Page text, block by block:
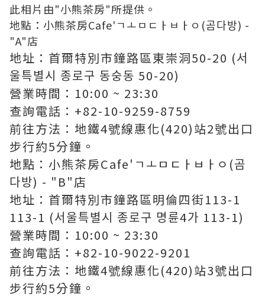
此相片由"小熊茶房"所提供。
地點：小熊茶房Cafe'ㄱㅗㅁㄷㅏㅂㅏㅇ(곰다방) -
"A"店
地址：首爾特別市鐘路區東崇洞50-20 (서
울특별시 종로구 동숭동 50-20)
營業時間：10:00 ~ 23:30
查詢電話：+82-10-9259-8759
前往方法：地鐵4號線惠化(420)站2號出口
步行約5分鐘。
地點：小熊茶房Cafe'ㄱㅗㅁㄷㅏㅂㅏㅇ(곰
다방) - "B"店
地址：首爾特別市鐘路區明倫四街113-1
113-1 (서울특별시 종로구 명륜4가 113-1)
營業時間：10:00 ~ 23:30
查詢電話：+82-10-9022-9201
前往方法：地鐵4號線惠化(420)站3號出口
步行約5分鐘。